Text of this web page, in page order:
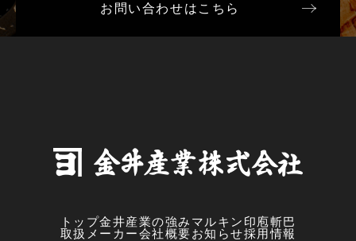
お問い合わせはこちら
トップ金井産業の強み マルキン印 庖斬巴
取扱メーカー会社概要お知らせ採用情報